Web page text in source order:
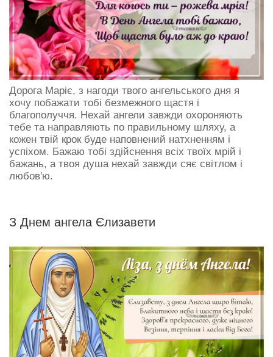
Дорога Маріє, з нагоди твого ангельського дня я
хочу побажати тобі безмежного щастя і
благополуччя. Нехай ангели завжди охороняють
тебе та направляють по правильному шляху, а
кожен твій крок буде наповнений натхненням і
успіхом. Бажаю тобі здійснення всіх твоїх мрій і
бажань, а твоя душа нехай завжди сяє світлом і
любов'ю.
З Днем ангела Єлизавети